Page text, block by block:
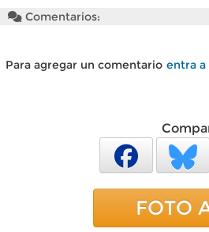
Comentarios:
Para agregar un comentario entra
FOTO